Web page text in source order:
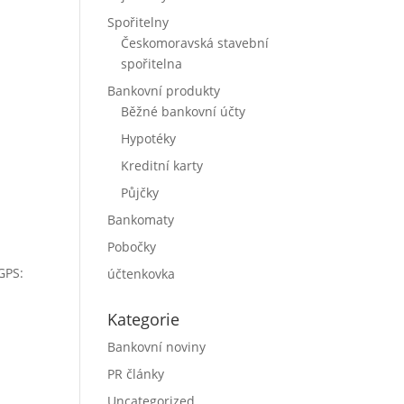
Spořitelny
Českomoravská stavební
spořitelna
Bankovní produkty
Běžné bankovní účty
Hypotéky
Kreditní karty
Půjčky
Bankomaty
Pobočky
účtenkovka
Kategorie
Bankovní noviny
PR články